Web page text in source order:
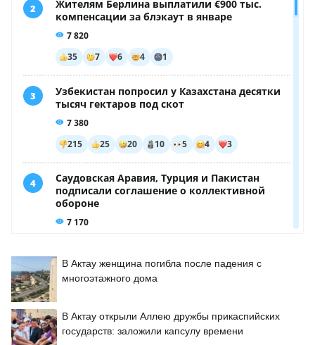
В Актау женщина погибла после падения с
многоэтажного дома
В Актау открыли Аллею дружбы прикаспийских
государств: заложили капсулу времени